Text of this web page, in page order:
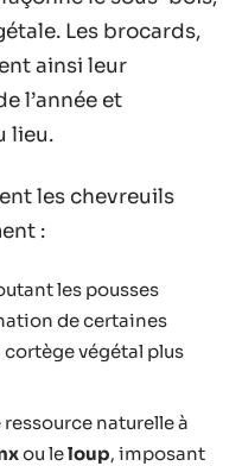
Les brocards,
ainsi leur
l’année et
lieu.
les chevreuils
:
les pousses
de certaines
végétal plus
ressource naturelle à
ou leloup, imposant